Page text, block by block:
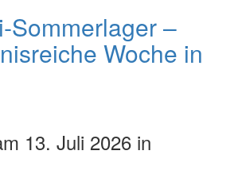
–
Woche in
13. Juli 2026 in